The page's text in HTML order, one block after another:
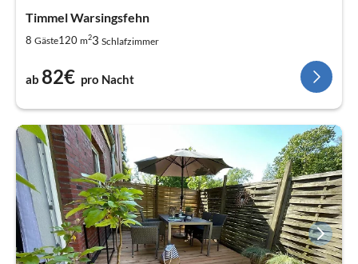
Timmel Warsingsfehn
8 Gäste120 m23 Schlafzimmer
ab 82€ pro Nacht